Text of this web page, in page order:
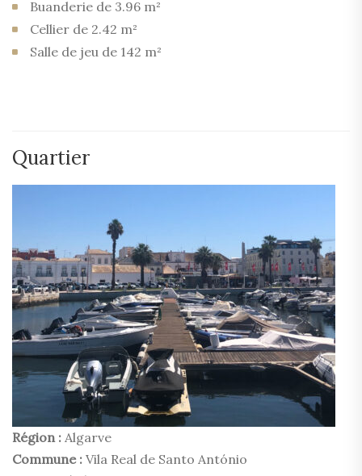
Buanderie de 3.96 m²
Cellier de 2.42 m²
Salle de jeu de 142 m²
Quartier
Région : Algarve
Commune : Vila Real de Santo António